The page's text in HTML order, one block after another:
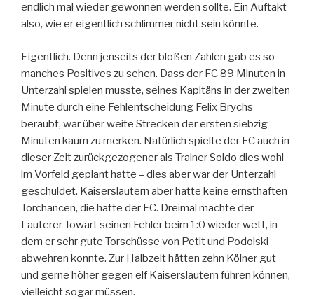
endlich mal wieder gewonnen werden sollte. Ein Auftakt
also, wie er eigentlich schlimmer nicht sein könnte.
Eigentlich. Denn jenseits der bloßen Zahlen gab es so
manches Positives zu sehen. Dass der FC 89 Minuten in
Unterzahl spielen musste, seines Kapitäns in der zweiten
Minute durch eine Fehlentscheidung Felix Brychs
beraubt, war über weite Strecken der ersten siebzig
Minuten kaum zu merken. Natürlich spielte der FC auch in
dieser Zeit zurückgezogener als Trainer Soldo dies wohl
im Vorfeld geplant hatte – dies aber war der Unterzahl
geschuldet. Kaiserslautern aber hatte keine ernsthaften
Torchancen, die hatte der FC. Dreimal machte der
Lauterer Towart seinen Fehler beim 1:0 wieder wett, in
dem er sehr gute Torschüsse von Petit und Podolski
abwehren konnte. Zur Halbzeit hätten zehn Kölner gut
und gerne höher gegen elf Kaiserslautern führen können,
vielleicht sogar müssen.